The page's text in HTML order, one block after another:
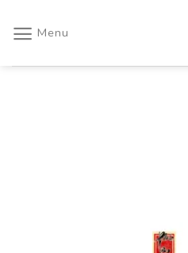
Menu